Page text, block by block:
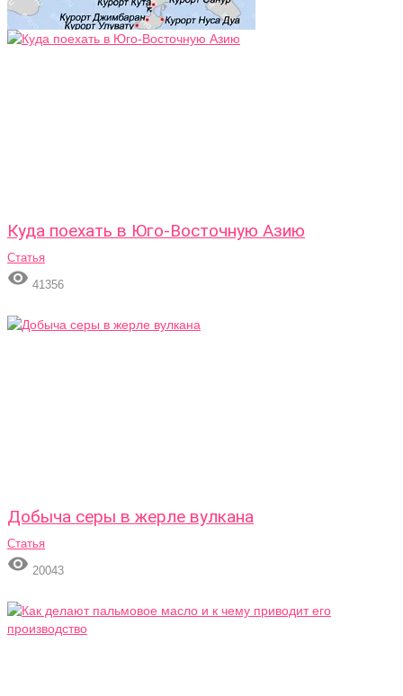
Куда поехать в Юго-Восточную Азию
Статья
 41356
Добыча серы в жерле вулкана
Статья
 20043